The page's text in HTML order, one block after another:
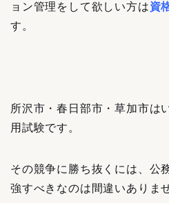
ョン管理をして欲しい方は資
す 。
所沢市・春日部市・草加市は
用試験です。
その競争に勝ち抜くには、公
強すべきなのは間違いありま